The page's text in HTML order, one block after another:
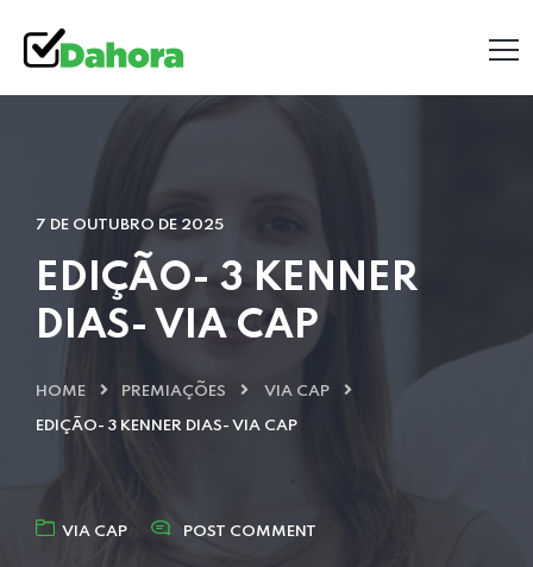
7 DE OUTUBRO DE 2025
EDIÇÃO- 3 KENNER
DIAS- VIA CAP
HOME PREMIAÇÕES VIA CAP
EDIÇÃO- 3 KENNER DIAS- VIA CAP
VIA CAP POST COMMENT